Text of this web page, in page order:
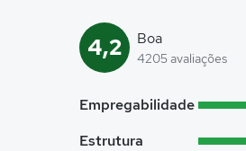
4,2 Boa
4205 avaliações
Empregabilidade
Estrutura